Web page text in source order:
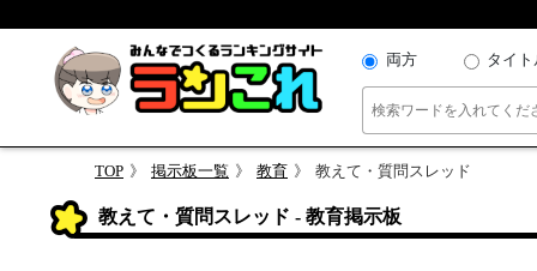
両方 タイト
TOP 掲示板一覧 教育 教えて・質問スレッド
教えて・質問スレッド - 教育掲示板